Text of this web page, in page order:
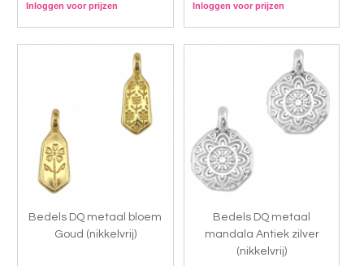
Inloggen voor prijzen
Inloggen voor prijzen
Bedels DQ metaal bloem
Goud (nikkelvrij)
Bedels DQ metaal
mandala Antiek zilver
(nikkelvrij)